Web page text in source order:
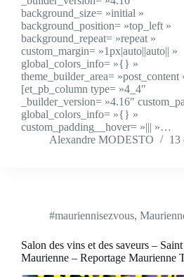
background_size= »initial »
background_position= »top_left »
background_repeat= »repeat »
custom_margin= »1px|auto||auto|| »
global_colors_info= »{} »
theme_builder_area= »post_content
[et_pb_column type= »4_4″
_builder_version= »4.16″
global_colors_info= »{} »
custom_padding__hover= »||| »…
Alexandre MODESTO
13
#mauriennisezvous,
Salon des vins et des saveurs –
Maurienne – Reportage Maurienne